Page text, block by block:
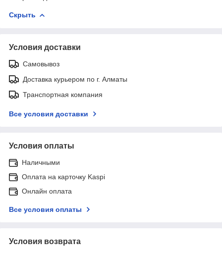
Скрыть
Условия доставки
Самовывоз
Доставка курьером по г. Алматы
Транспортная компания
Все условия доставки
Условия оплаты
Наличными
Оплата на карточку Kaspi
Онлайн оплата
Все условия оплаты
Условия возврата